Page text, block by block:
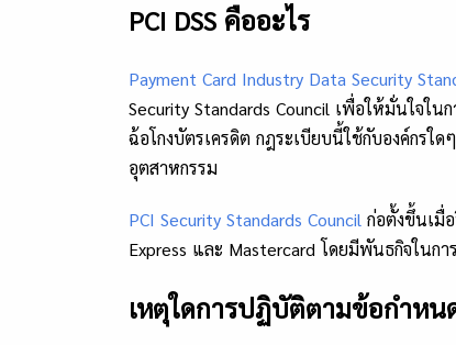
PCI DSS คืออะไร
Payment Card Industry Data Security
Security Standards Council เพื่อให้มั่นใจใ
ฉ้อโกงบัตรเครดิต กฎระเบียบนี้ใช้กับองค์กรใ
อุตสาหกรรม
PCI Security Standards Council ก่อตั้งขึ้นเมื่
Express และ Mastercard โดยมีพันธกิจในก
เหตุใดการปฏิบัติตามข้อกำหน